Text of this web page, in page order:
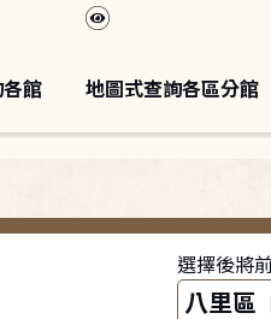
館 地圖式查詢各區分館
選擇後將